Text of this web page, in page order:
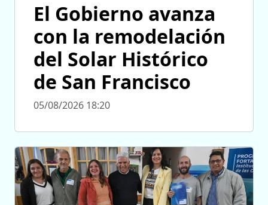
El Gobierno avanza
con la remodelación
del Solar Histórico
de San Francisco
05/08/2026 18:20